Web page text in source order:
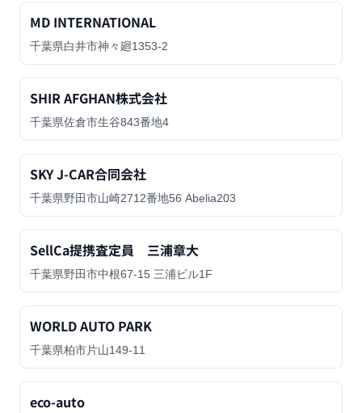
MD INTERNATIONAL
千葉県白井市神々廻1353-2
SHIR AFGHAN株式会社
千葉県佐倉市生谷843番地4
SKY J-CAR合同会社
千葉県野田市山崎2712番地56 Abelia203
SellCa提携査定員 三浦章大
千葉県野田市中根67-15 三浦ビル1F
WORLD AUTO PARK
千葉県柏市片山149-11
eco-auto